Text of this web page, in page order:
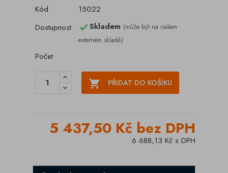
Kód
15022
Dostupnost
Skladem (může být na našem
externém skladě)
Počet
 PŘIDAT DO KOŠÍKU
5 437,50 Kč bez DPH
6 688,13 Kč s DPH